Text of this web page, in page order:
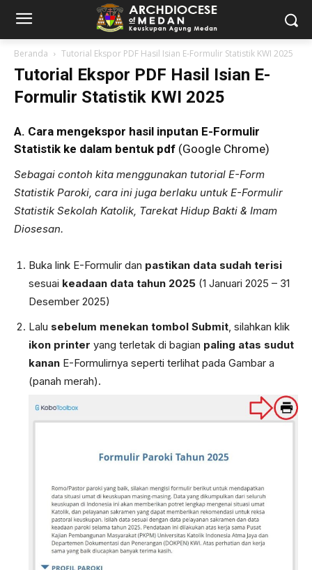
Beranda Tutorial Ekspor PDF Hasil Isian E-Formulir Statistik KWI 2025
Tutorial Ekspor PDF Hasil Isian E-
Formulir Statistik KWI 2025
A. Cara mengekspor hasil inputan E-Formulir
Statistik ke dalam bentuk pdf (Google Chrome)
Sebagai contoh kita menggunakan tutorial E-Form
Statistik Paroki, cara ini juga berlaku untuk E-Formulir
Statistik Sekolah Katolik, Tarekat Hidup Bakti & Imam
Diosesan.
Buka link E-Formulir dan pastikan data sudah terisi
sesuai keadaan data tahun 2025 (1 Januari 2025 – 31
Desember 2025)
Lalu sebelum menekan tombol Submit, silahkan klik
ikon printer yang terletak di bagian paling atas sudut
kanan E-Formulirnya seperti terlihat pada Gambar a
(panah merah).